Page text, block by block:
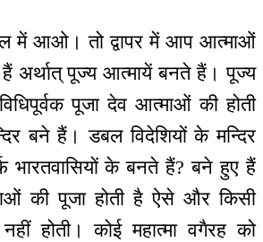
में आओ। तो द्वापर में आप आत्माओं
अर्थात् पूज्य आत्मायें बनते हैं। पूज्य
पूजा देव आत्माओं की होती
बने हैं। डबल विदेशियों के मन्दिर
भारतवासियों के बनते हैं? बने हुए हैं
की पूजा होती है ऐसे और किसी
होती। कोई महात्मा वगैरह को